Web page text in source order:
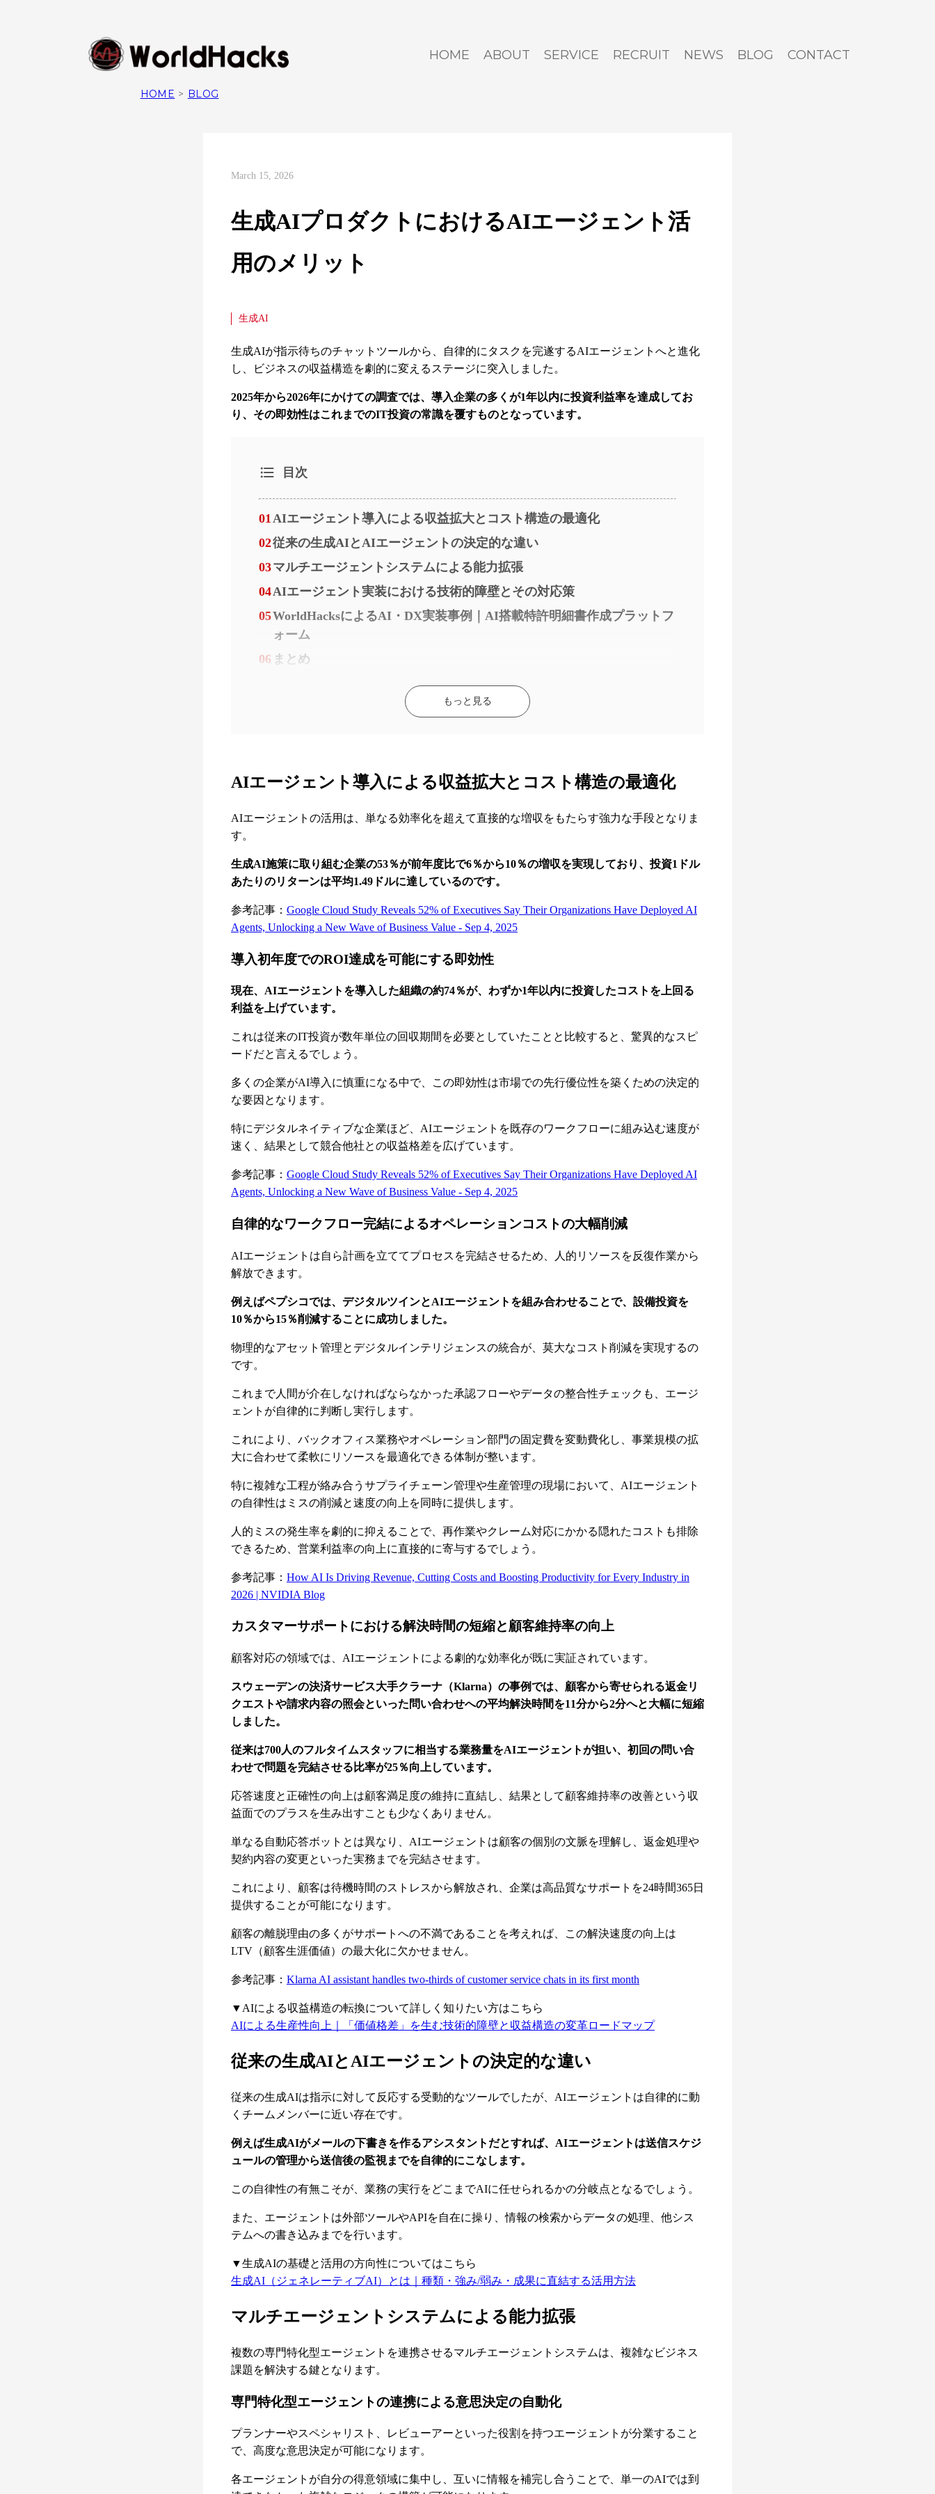
HOME ABOUT SERVICE RECRUIT NEWS BLOG CONTACT
HOME > BLOG
March 15, 2026
生成AIプロダクトにおけるAIエージェント活
用のメリット
生成AI
生成AIが指示待ちのチャットツールから、自律的にタスクを完遂するAIエージェントへと進化
し、ビジネスの収益構造を劇的に変えるステージに突入しました。
2025年から2026年にかけての調査では、導入企業の多くが1年以内に投資利益率を達成してお
り、その即効性はこれまでのIT投資の常識を覆すものとなっています。
目次
01 AIエージェント導入による収益拡大とコスト構造の最適化
02従来の生成AIとAIエージェントの決定的な違い
03マルチエージェントシステムによる能力拡張
04AIエージェント実装における技術的障壁とその対応策
05WorldHacksによるAI・DX実装事例｜AI搭載特許明細書作成プラットフ
ォーム
06 まとめ
もっと見る
AIエージェント導入による収益拡大とコスト構造の最適化
AIエージェントの活用は、単なる効率化を超えて直接的な増収をもたらす強力な手段となりま
す。
生成AI施策に取り組む企業の53％が前年度比で6％から10％の増収を実現しており、投資1ドル
あたりのリターンは平均1.49ドルに達しているのです。
参考記事： Google Cloud Study Reveals 52% of Executives Say Their Organizations Have Deployed AI
Agents, Unlocking a New Wave of Business Value - Sep 4, 2025
導入初年度でのROI達成を可能にする即効性
現在、AIエージェントを導入した組織の約74％が、わずか1年以内に投資したコストを上回る
利益を上げています。
これは従来のIT投資が数年単位の回収期間を必要としていたことと比較すると、驚異的なスピ
ードだと言えるでしょう。
多くの企業がAI導入に慎重になる中で、この即効性は市場での先行優位性を築くための決定的
な要因となります。
特にデジタルネイティブな企業ほど、AIエージェントを既存のワークフローに組み込む速度が
速く、結果として競合他社との収益格差を広げています。
参考記事： Google Cloud Study Reveals 52% of Executives Say Their Organizations Have Deployed AI
Agents, Unlocking a New Wave of Business Value - Sep 4, 2025
自律的なワークフロー完結によるオペレーションコストの大幅削減
AIエージェントは自ら計画を立ててプロセスを完結させるため、人的リソースを反復作業から
解放できます。
例えばペプシコでは、デジタルツインとAIエージェントを組み合わせることで、設備投資を
10％から15％削減することに成功しました。
物理的なアセット管理とデジタルインテリジェンスの統合が、莫大なコスト削減を実現するの
です。
これまで人間が介在しなければならなかった承認フローやデータの整合性チェックも、エージ
ェントが自律的に判断し実行します。
これにより、バックオフィス業務やオペレーション部門の固定費を変動費化し、事業規模の拡
大に合わせて柔軟にリソースを最適化できる体制が整います。
特に複雑な工程が絡み合うサプライチェーン管理や生産管理の現場において、AIエージェント
の自律性はミスの削減と速度の向上を同時に提供します。
人的ミスの発生率を劇的に抑えることで、再作業やクレーム対応にかかる隠れたコストも排除
できるため、営業利益率の向上に直接的に寄与するでしょう。
参考記事： How AI Is Driving Revenue, Cutting Costs and Boosting Productivity for Every Industry in
2026 | NVIDIA Blog
カスタマーサポートにおける解決時間の短縮と顧客維持率の向上
顧客対応の領域では、AIエージェントによる劇的な効率化が既に実証されています。
スウェーデンの決済サービス大手クラーナ（Klarna）の事例では、顧客から寄せられる返金リ
クエストや請求内容の照会といった問い合わせへの平均解決時間を11分から2分へと大幅に短縮
しました。
従来は700人のフルタイムスタッフに相当する業務量をAIエージェントが担い、初回の問い合
わせで問題を完結させる比率が25％向上しています。
応答速度と正確性の向上は顧客満足度の維持に直結し、結果として顧客維持率の改善という収
益面でのプラスを生み出すことも少なくありません。
単なる自動応答ボットとは異なり、AIエージェントは顧客の個別の文脈を理解し、返金処理や
契約内容の変更といった実務までを完結させます。
これにより、顧客は待機時間のストレスから解放され、企業は高品質なサポートを24時間365日
提供することが可能になります。
顧客の離脱理由の多くがサポートへの不満であることを考えれば、この解決速度の向上は
LTV（顧客生涯価値）の最大化に欠かせません。
参考記事： Klarna AI assistant handles two-thirds of customer service chats in its first month
▼AIによる収益構造の転換について詳しく知りたい方はこちら
AIによる生産性向上｜「価値格差」を生む技術的障壁と収益構造の変革ロードマップ
従来の生成AIとAIエージェントの決定的な違い
従来の生成AIは指示に対して反応する受動的なツールでしたが、AIエージェントは自律的に動
くチームメンバーに近い存在です。
例えば生成AIがメールの下書きを作るアシスタントだとすれば、AIエージェントは送信スケジ
ュールの管理から送信後の監視までを自律的にこなします。
この自律性の有無こそが、業務の実行をどこまでAIに任せられるかの分岐点となるでしょう。
また、エージェントは外部ツールやAPIを自在に操り、情報の検索からデータの処理、他シス
テムへの書き込みまでを行います。
▼生成AIの基礎と活用の方向性についてはこちら
生成AI（ジェネレーティブAI）とは｜種類・強み/弱み・成果に直結する活用方法
マルチエージェントシステムによる能力拡張
複数の専門特化型エージェントを連携させるマルチエージェントシステムは、複雑なビジネス
課題を解決する鍵となります。
専門特化型エージェントの連携による意思決定の自動化
プランナーやスペシャリスト、レビューアーといった役割を持つエージェントが分業すること
で、高度な意思決定が可能になります。
各エージェントが自分の得意領域に集中し、互いに情報を補完し合うことで、単一のAIでは到